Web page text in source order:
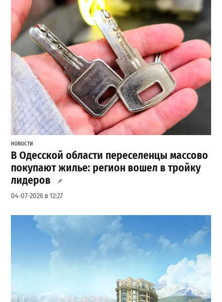
НОВОСТИ
В Одесской области переселенцы массово
покупают жилье: регион вошел в тройку
лидеров
04-07-2026 в 12:27